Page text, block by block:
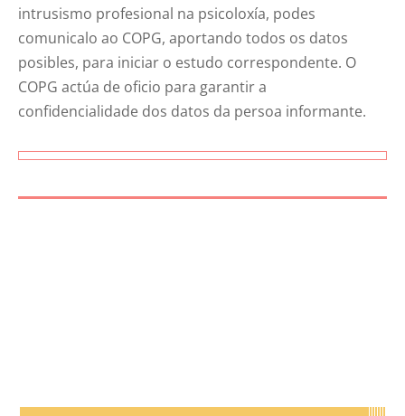
intrusismo profesional na psicoloxía, podes
comunicalo ao COPG, aportando todos os datos
posibles, para iniciar o estudo correspondente. O
COPG actúa de oficio para garantir a
confidencialidade dos datos da persoa informante.